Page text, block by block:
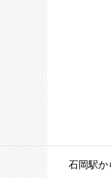
石岡駅か